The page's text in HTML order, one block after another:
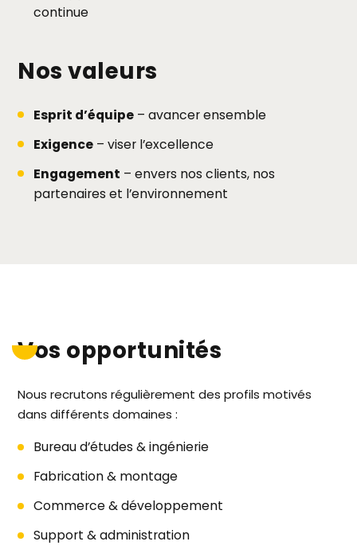
continue
Nos valeurs
Esprit d’équipe – avancer ensemble
Exigence – viser l’excellence
Engagement – envers nos clients, nos
partenaires et l’environnement
Vos opportunités
Nous recrutons régulièrement des profils motivés
dans différents domaines :
Bureau d’études & ingénierie
Fabrication & montage
Commerce & développement
Support & administration